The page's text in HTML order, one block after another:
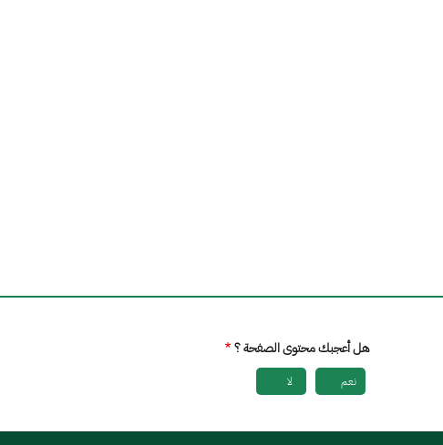
هل أعجبك محتوى الصفحة ؟
نعم لا